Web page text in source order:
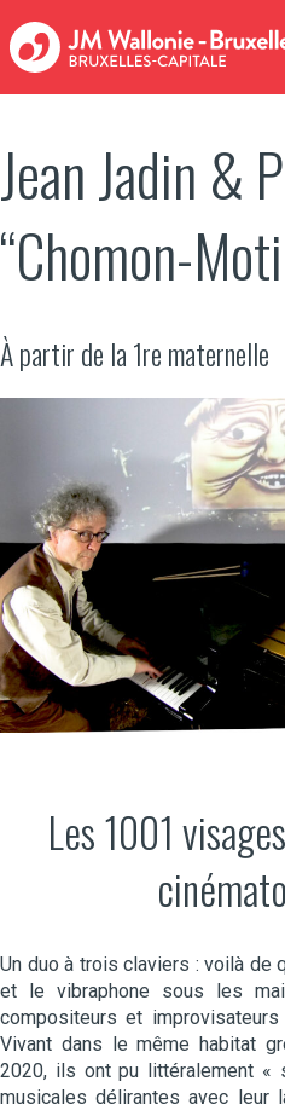
Jean Jadin &
“Chomon-
À partir de la 1re maternelle
Les 1001
Un duo à trois claviers : voilà de
et le vibraphone sous les
compositeurs et
Vivant dans le même habitat
2020, ils ont pu littéralement «
musicales délirantes avec leur